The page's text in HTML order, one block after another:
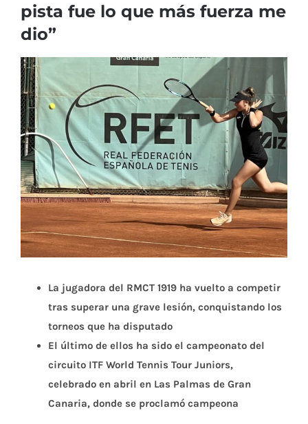
pista fue lo que más fuerza me
dio”
Ver
imagen
más
grande
La jugadora del RMCT 1919 ha vuelto a competir
tras superar una grave lesión, conquistando los
torneos que ha disputado
El último de ellos ha sido el campeonato del
circuito ITF World Tennis Tour Juniors,
celebrado en abril en Las Palmas de Gran
Canaria, donde se proclamó campeona